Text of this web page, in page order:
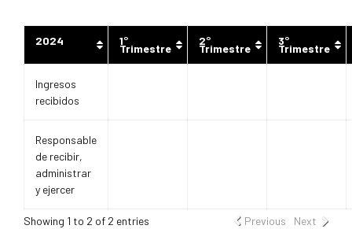
2024 1°
Trimestre
2°
Trimestre
3°
Trimestre
Ingresos
recibidos
Responsable
de recibir,
administrar
y ejercer
Showing 1 to 2 of 2 entries Previous Next